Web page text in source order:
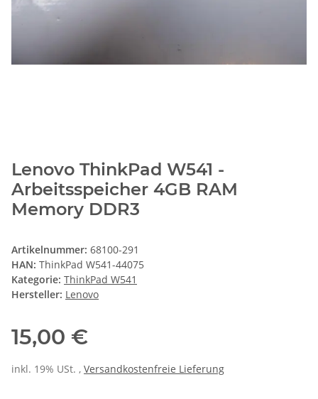
Lenovo ThinkPad W541 -
Arbeitsspeicher 4GB RAM
Memory DDR3
Artikelnummer: 68100-291
HAN: ThinkPad W541-44075
Kategorie: ThinkPad W541
Hersteller: Lenovo
15,00 €
inkl. 19% USt. , Versandkostenfreie Lieferung